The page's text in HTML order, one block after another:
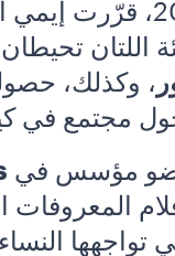
في عام 2009،
اللتان
، وكذلك، حصولها للمرة
مجتمع في
عضو مؤسس في
تواجهها